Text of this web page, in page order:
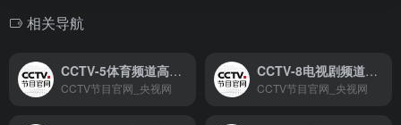
相关导航
CCTV-5体育频道高清直播
CCTV节目官网_央视网
CCTV-8电视剧频道高清直播
CCTV节目官网_央视网